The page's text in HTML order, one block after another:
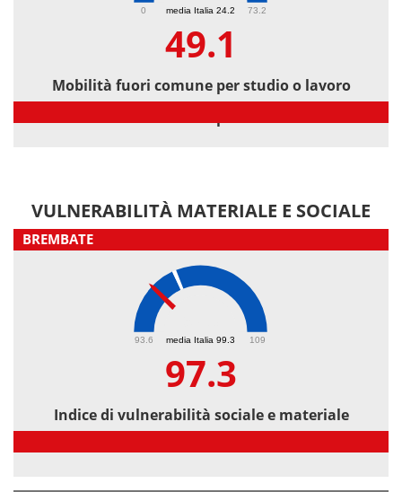
media Italia 24.2
0 73.2
49.1
Mobilità fuori comune per studio o lavoro
VULNERABILITÀ MATERIALE E SOCIALE
BREMBATE
media Italia 99.3
93.6 109
97.3
Indice di vulnerabilità sociale e materiale